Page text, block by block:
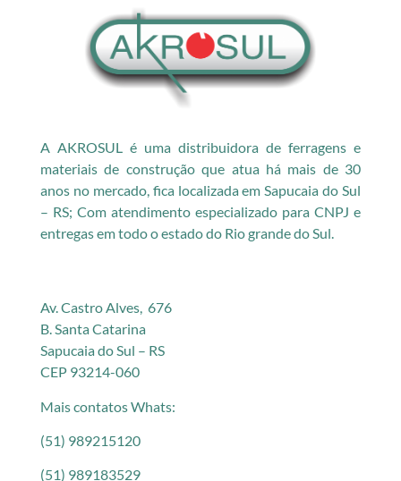
A AKROSUL é uma distribuidora de ferragens e
materiais de construção que atua há mais de 30
anos no mercado, fica localizada em Sapucaia do Sul
– RS; Com atendimento especializado para CNPJ e
entregas em todo o estado do Rio grande do Sul.
Av. Castro Alves, 676
B. Santa Catarina
Sapucaia do Sul – RS
CEP 93214-060
Mais contatos Whats:
(51) 989215120
(51) 989183529